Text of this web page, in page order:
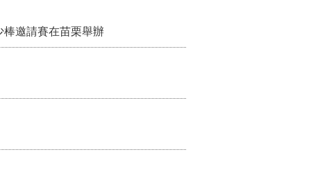
邀請賽在苗栗舉辦